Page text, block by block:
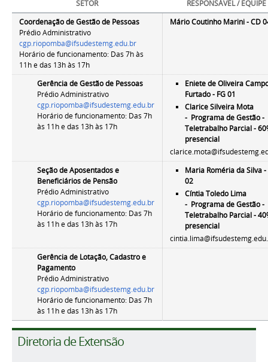
SETOR
RESPONSÁVEL / EQUIPE
Coordenação de Gestão de Pessoas
Prédio Administrativo
cgp.riopomba@ifsudestemg.edu.br
Horário de funcionamento: Das 7h às
11h e das 13h às 17h
Mário Coutinho Marini - CD
Gerência de Gestão de Pessoas
Prédio Administrativo
cgp.riopomba@ifsudestemg.edu.br
Horário de funcionamento: Das 7h
às 11h e das 13h às 17h
Eniete de Oliveira
Furtado - FG 01
Clarice Silveira Mota
- Programa de Gestão -
Teletrabalho Parcial -
presencial
Seção de Aposentados e
Beneficiários de Pensão
Prédio Administrativo
cgp.riopomba@ifsudestemg.edu.br
Horário de funcionamento: Das 7h
às 11h e das 13h às 17h
Maria Roméria da Silva -
02
Cíntia Toledo Lima
- Programa de Gestão -
Teletrabalho Parcial -
presencial
Gerência de Lotação, Cadastro e
Pagamento
Prédio Administrativo
cgp.riopomba@ifsudestemg.edu.br
Horário de funcionamento: Das 7h
às 11h e das 13h às 17h
Diretoria de Extensão